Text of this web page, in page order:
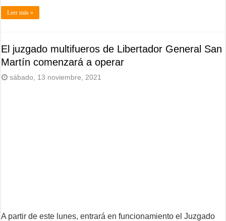
Leer más »
El juzgado multifueros de Libertador General San
Martín comenzará a operar
sábado, 13 noviembre, 2021
A partir de este lunes, entrará en funcionamiento el Juzgado